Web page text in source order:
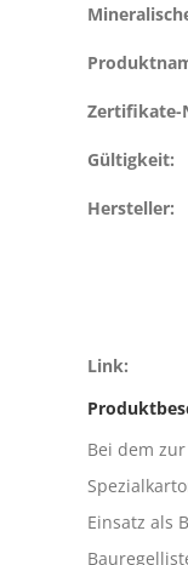
Zertifikate-
Gültigkeit:
Hersteller:
Link:
Bei dem
Einsatz als